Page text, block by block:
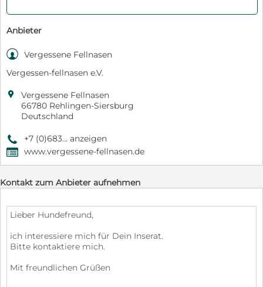
Anbieter
 Vergessene Fellnasen
Vergessen-fellnasen e.V.

Vergessene Fellnasen
66780 Rehlingen-Siersburg
Deutschland
9 +7 (0)683... anzeigen
, www.vergessene-fellnasen.de
Kontakt zum Anbieter aufnehmen